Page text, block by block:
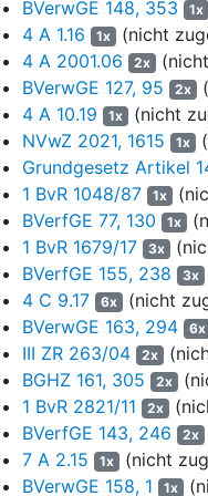
"Landtief" als marines
dargestellt.
4
Die Klägerin war
Inhaberin einer
für das Feld "Prorer
Bergamt Stralsund im
der letztmalig bis zum
Erlaubnisfeld
dem Vorhaben nicht
5
Im
Schreiben vom 28.
Vorhaben geltend.
6
Nach Erlass des
erhoben, die im
Rechtswidrigkeit und
gerichtet ist.
Beklagten, den
BVerwGE 148, 353
1x
4 A 1.16
1x (nicht
4 A 2001.06
2x
BVerwGE 127, 95
2x
4 A 10.19
1x (nicht
NVwZ 2021, 1615
1x
Grundgesetz Artikel
1 BvR 1048/87 1x
BVerfGE 77, 130
1x
1 BvR 1679/17
3x
BVerfGE 155, 238
3x
4 C 9.17
6x (nicht
BVerwGE 163, 294
6x
III ZR 263/04
2x
BGHZ 161, 305
2x
1 BvR 2821/11
2x
BVerfGE 143, 246
2x
7 A 2.15
1x (nicht
BVerwGE 158, 1
1x